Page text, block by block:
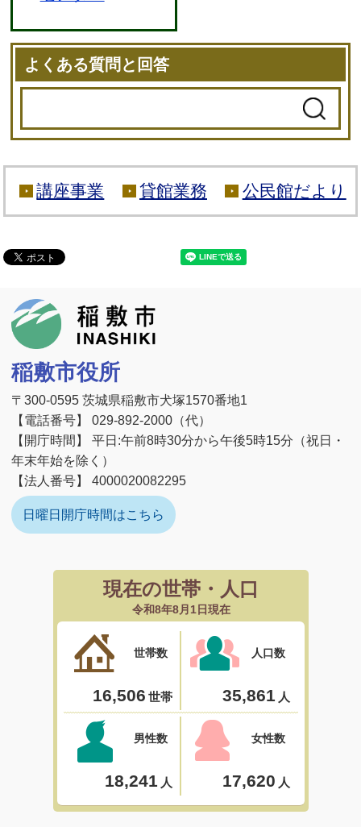
よくある質問と回答
講座事業 貸館業務 公民館だより
稲敷市役所
〒300-0595 茨城県稲敷市犬塚1570番地1
【電話番号】 029-892-2000（代）
【開庁時間】 平日:午前8時30分から午後5時15分（祝日・
年末年始を除く）
【法人番号】 4000020082295
日曜日開庁時間はこちら